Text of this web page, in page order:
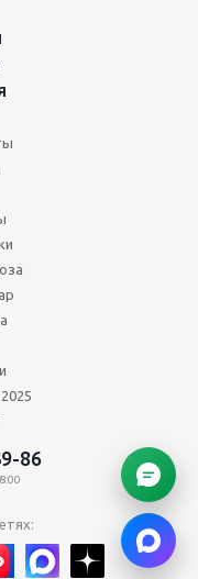
86